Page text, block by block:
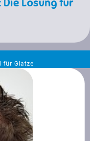
Lösung für
für Glatze